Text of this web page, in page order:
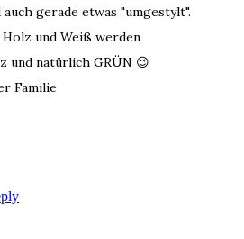
gerade etwas "umgestylt".
und Weiß werden
und natürlich GRÜN 😉
Familie